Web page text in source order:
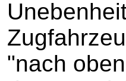
"nach